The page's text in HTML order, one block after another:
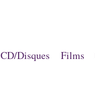
CD/Disques Films